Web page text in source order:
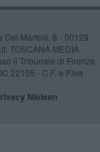
Dei Martelli, 8 - 50129
TOSCANA MEDIA
il Tribunale di Firenze
22105 - C.F. e P.Iva
Nielsen